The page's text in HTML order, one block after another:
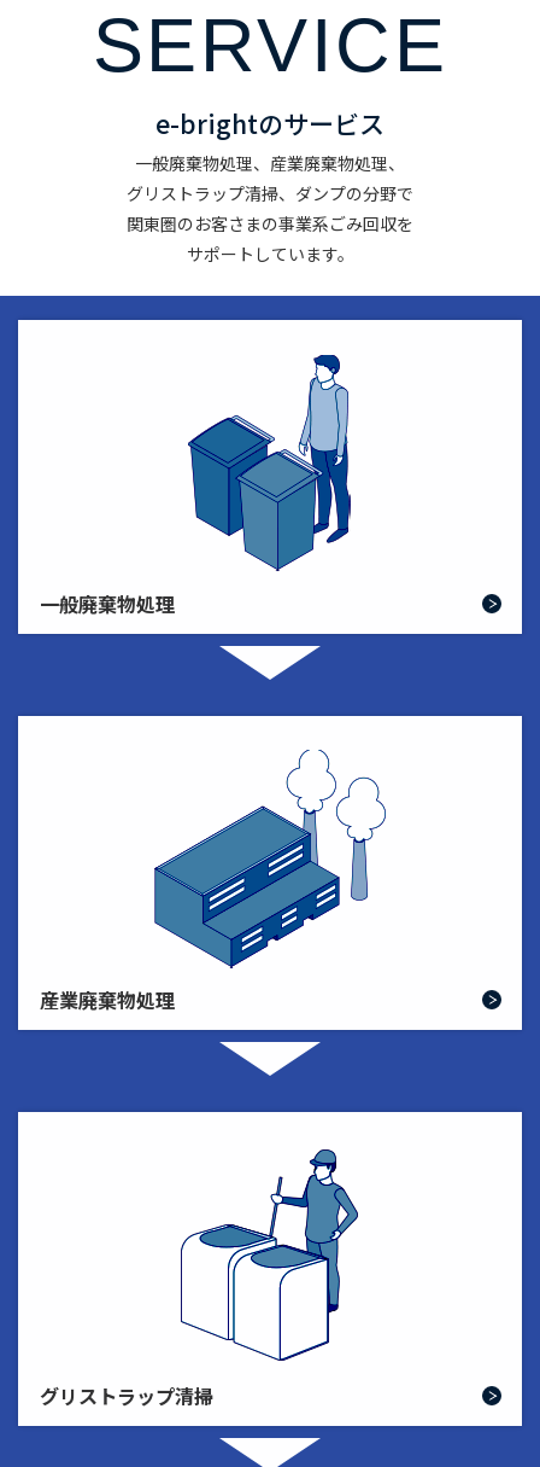
SERVICE
e-brightのサービス
一般廃棄物処理、産業廃棄物処理、
グリストラップ清掃、ダンプの分野で
関東圏のお客さまの事業系ごみ回収を
サポートしています。
一般廃棄物処理
産業廃棄物処理
グリストラップ清掃